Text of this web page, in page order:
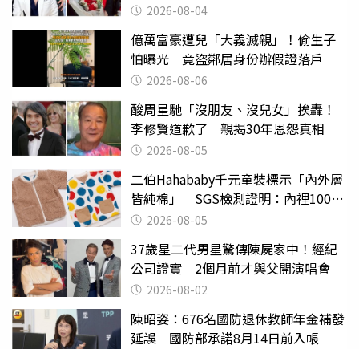
2026-08-04
億萬富豪遭兒「大義滅親」！偷生子
怕曝光 竟盜鄰居身份辦假證落戶
2026-08-06
酸周星馳「沒朋友、沒兒女」挨轟！
李修賢道歉了 親揭30年恩怨真相
2026-08-05
二伯Hahababy千元童裝標示「內外層
皆純棉」 SGS檢測證明：內裡100%
聚酯纖維
2026-08-05
37歲星二代男星驚傳陳屍家中！經紀
公司證實 2個月前才與父開演唱會
2026-08-02
陳昭姿：676名國防退休教師年金補發
延誤 國防部承諾8月14日前入帳